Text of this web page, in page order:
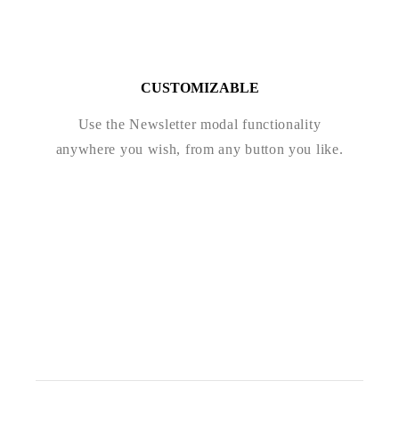
CUSTOMIZABLE
Use the Newsletter modal functionality
anywhere you wish, from any button you like.